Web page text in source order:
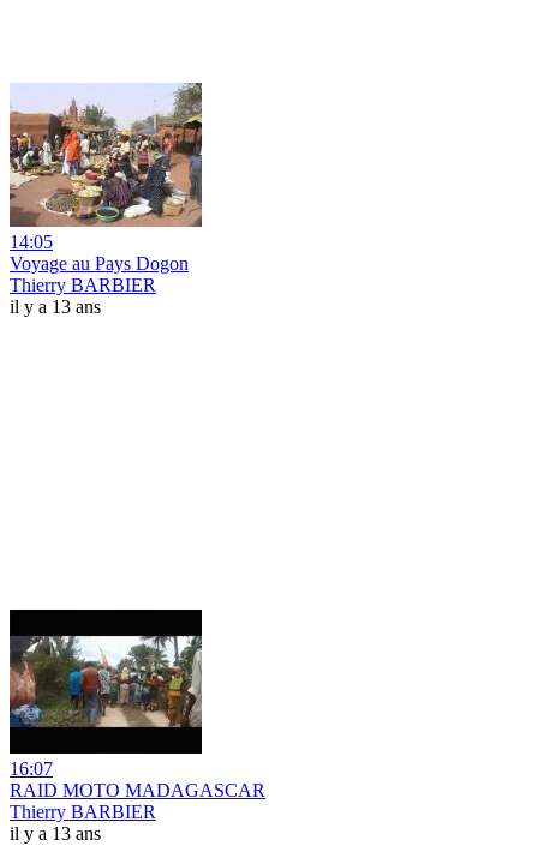
14:05
Voyage au Pays Dogon
Thierry BARBIER
il y a 13 ans
16:07
RAID MOTO MADAGASCAR
Thierry BARBIER
il y a 13 ans